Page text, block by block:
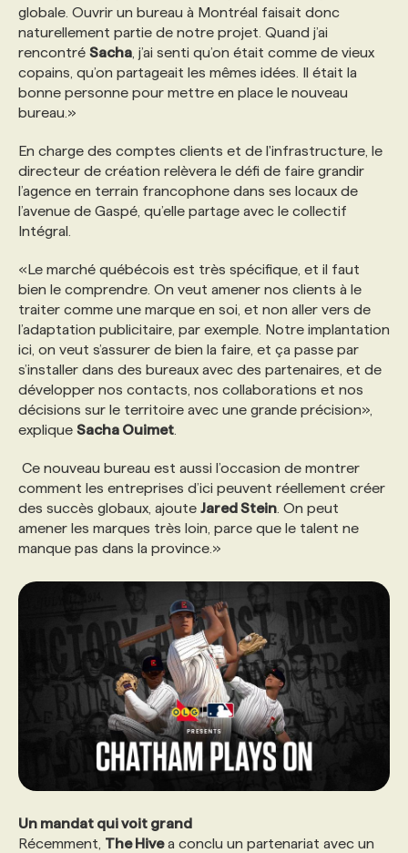
globale. Ouvrir un bureau à Montréal faisait donc
naturellement partie de notre projet. Quand j’ai
rencontré Sacha , j’ai senti qu’on était comme de vieux
copains, qu’on partageait les mêmes idées. Il était la
bonne personne pour mettre en place le nouveau
bureau.»
En charge des comptes clients et de l'infrastructure, le
directeur de création relèvera le défi de faire grandir
l’agence en terrain francophone dans ses locaux de
l’avenue de Gaspé, qu’elle partage avec le collectif
Intégral.
«Le marché québécois est très spécifique, et il faut
bien le comprendre. On veut amener nos clients à le
traiter comme une marque en soi, et non aller vers de
l’adaptation publicitaire, par exemple. Notre implantation
ici, on veut s’assurer de bien la faire, et ça passe par
s’installer dans des bureaux avec des partenaires, et de
développer nos contacts, nos collaborations et nos
décisions sur le territoire avec une grande précision»,
explique Sacha Ouimet
Ce nouveau bureau est aussi l’occasion de montrer
comment les entreprises d’ici peuvent réellement créer
des succès globaux, ajoute Jared Stein . On peut
amener les marques très loin, parce que le talent ne
manque pas dans la province.»
Un mandat qui voit grand
Récemment, The Hivea conclu un partenariat avec un